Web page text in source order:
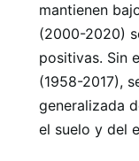
mantienen
(2000-2020)
positivas. Sin
(1958-2017),
generalizada
el suelo y del